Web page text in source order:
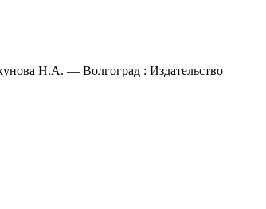
Н.А. — Волгоград : Издательство